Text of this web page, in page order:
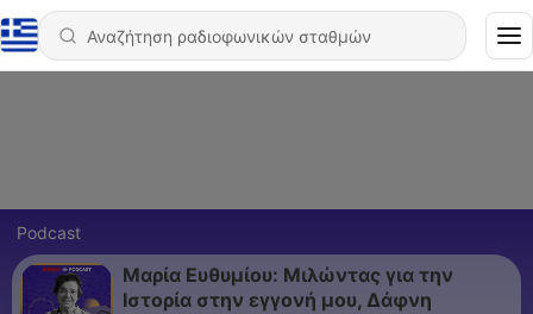
Podcast
Μαρία Ευθυμίου: Μιλώντας για την
Ιστορία στην εγγονή μου, Δάφνη